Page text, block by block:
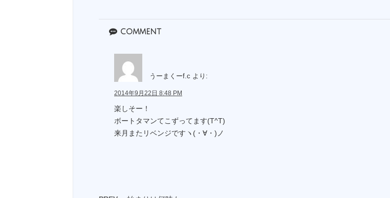
comment
うーまくーf.c より:
2014年9月22日 8:48 PM
楽しそー！
ボートタマンてこずってます(T^T)
来月またリベンジですヽ(・∀・)ノ